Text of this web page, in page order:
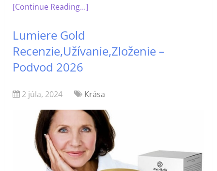
[Continue Reading...]
Lumiere Gold
Recenzie,Užívanie,Zloženie –
Podvod 2026
2 júla, 2024 Krása